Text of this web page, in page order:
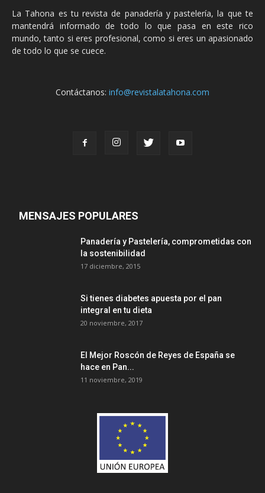
La Tahona es tu revista de panadería y pastelería, la que te
mantendrá informado de todo lo que pasa en este rico
mundo, tanto si eres profesional, como si eres un apasionado
de todo lo que se cuece.
Contáctanos: info@revistalatahona.com
MENSAJES POPULARES
Panadería y Pastelería, comprometidas con
la sostenibilidad
17 diciembre, 2015
Si tienes diabetes apuesta por el pan
integral en tu dieta
20 noviembre, 2017
El Mejor Roscón de Reyes de España se
hace en Pan...
11 noviembre, 2019